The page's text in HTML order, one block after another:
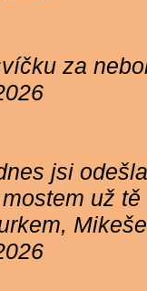
za
jsi
už